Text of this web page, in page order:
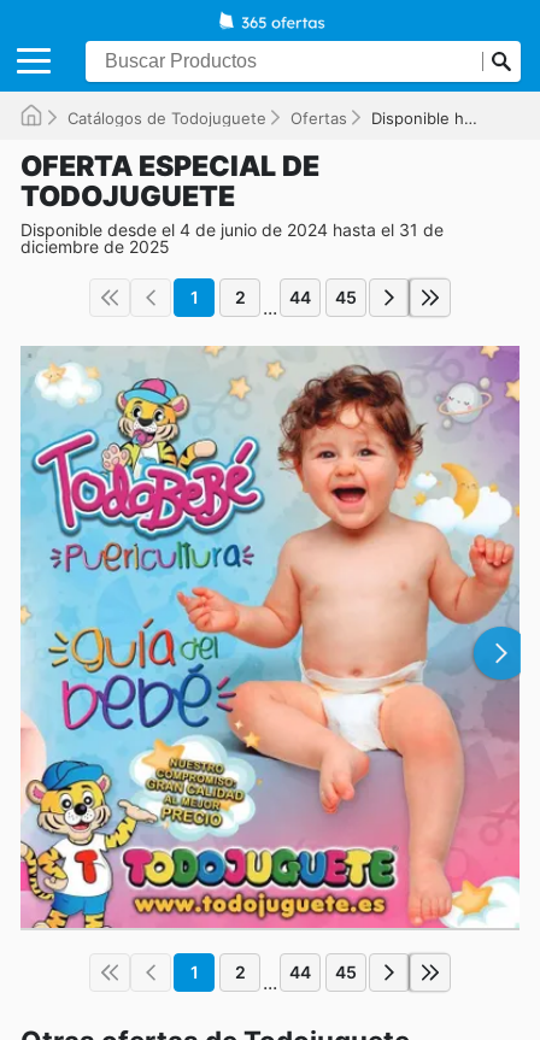
Catálogos de Todojuguete Ofertas Disponible hasta el 31/12/2025
OFERTA ESPECIAL DE
TODOJUGUETE
Disponible desde el 4 de junio de 2024 hasta el 31 de
diciembre de 2025
1 2 ... 44 45
1 2 ... 44 45